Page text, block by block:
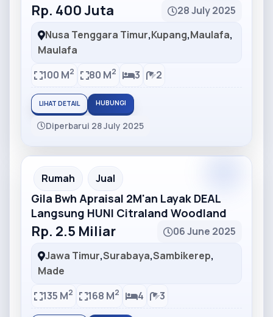
Rp. 400 Juta
28 July 2025
Nusa Tenggara Timur,Kupang,Maulafa,
Maulafa
100 M2 80 M2 3 2
LIHAT DETAIL HUBUNGI
Diperbarui 28 July 2025
Partner Ad
Rumah Jual
Gila Bwh Apraisal 2M'an Layak DEAL
Langsung HUNI Citraland Woodland
Rp. 2.5 Miliar
06 June 2025
Jawa Timur,Surabaya,Sambikerep,
Made
135 M2 168 M2 4 3